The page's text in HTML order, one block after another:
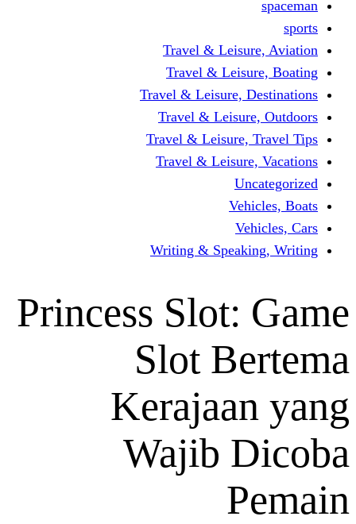
Travel &
Travel &
Travel & Leisure,
Travel &
Travel & Leisure,
Travel &
Writing &
Princess Slot:
Slot
Wajib